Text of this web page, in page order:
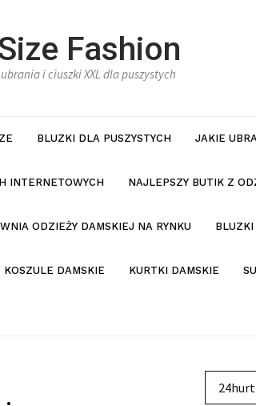
Fashion
i ciuszki XXL dla puszystych
BLUZKI DLA PUSZYSTYCH JAKIE
INTERNETOWYCH NAJLEPSZY BUTIK Z
ODZIEŻY DAMSKIEJ NA RYNKU
KOSZULE DAMSKIE KURTKI DAMSKIE
24hurt